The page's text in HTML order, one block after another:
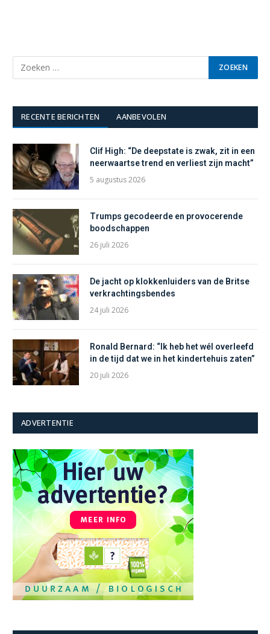
RECENTE BERICHTEN AANBEVOLEN
Clif High: “De deepstate is zwak, zit in een
neerwaartse trend en verliest zijn macht”
5 augustus 2026
Trumps gecodeerde en provocerende
boodschappen
26 juli 2026
De jacht op klokkenluiders van de Britse
verkrachtingsbendes
24 juli 2026
Ronald Bernard: “Ik heb het wél overleefd
in de tijd dat we in het kindertehuis zaten”
20 juli 2026
ADVERTENTIE